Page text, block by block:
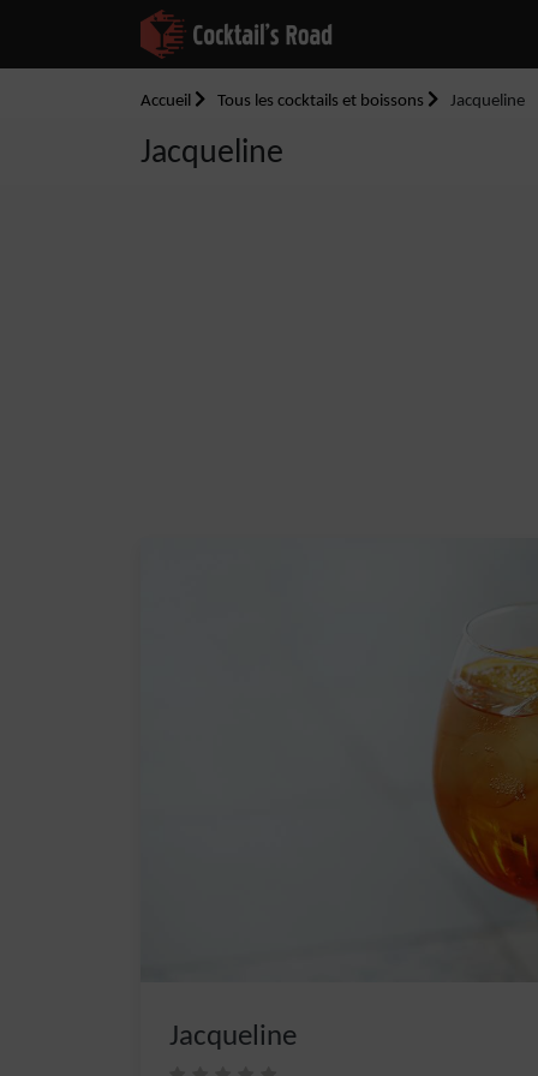
Accueil Tous les cocktails et boissons Jacqueline
Jacqueline
Jacqueline